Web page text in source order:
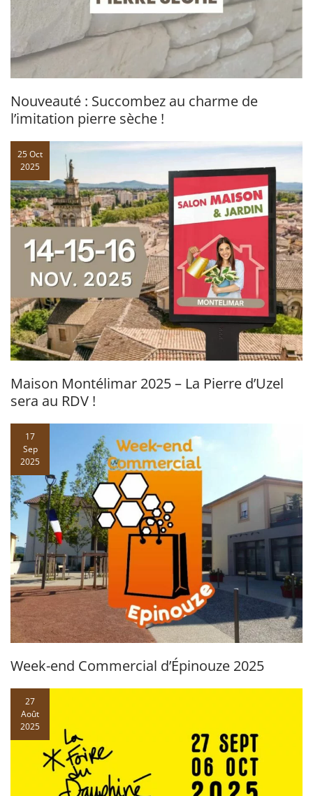
Nouveauté : Succombez au charme de
l’imitation pierre sèche !
25 Oct
2025
Maison Montélimar 2025 – La Pierre d’Uzel
sera au RDV !
17
Sep
2025
Week-end Commercial d’Épinouze 2025
27
Août
2025